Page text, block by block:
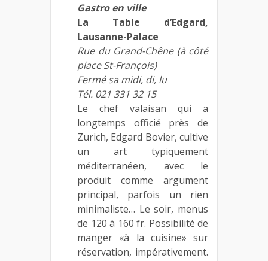
Gastro en ville
La Table d’Edgard,
Lausanne-Palace
Rue du Grand-Chêne (à côté
place St-François)
Fermé sa midi, di, lu
Tél. 021 331 32 15
Le chef valaisan qui a
longtemps officié près de
Zurich, Edgard Bovier, cultive
un art typiquement
méditerranéen, avec le
produit comme argument
principal, parfois un rien
minimaliste… Le soir, menus
de 120 à 160 fr. Possibilité de
manger «à la cuisine» sur
réservation, impérativement.